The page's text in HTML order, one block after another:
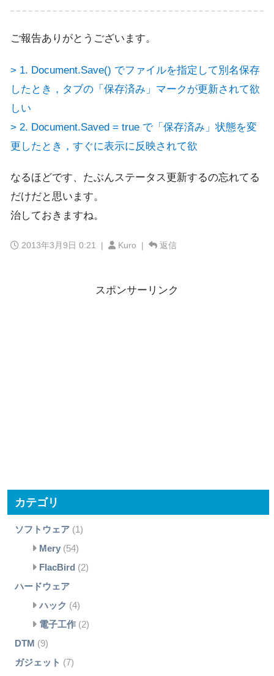
ご報告ありがとうございます。
> 1. Document.Save() でファイルを指定して別名保存
したとき，タブの「保存済み」マークが更新されて欲
しい
> 2. Document.Saved = true で「保存済み」状態を変
更したとき，すぐに表示に反映されて欲
なるほどです、たぶんステータス更新するの忘れてる
だけだと思います。
治しておきますね。
2013年3月9日 0:21 | Kuro | 返信
スポンサーリンク
カテゴリ
ソフトウェア(1)
Mery(54)
FlacBird (2)
ハードウェア
ハック (4)
電子工作(2)
DTM (9)
ガジェット (7)